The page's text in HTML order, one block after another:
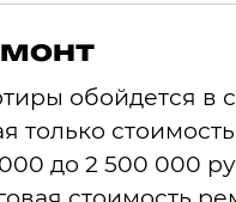
обойдется в
только
000 до 2 500 000